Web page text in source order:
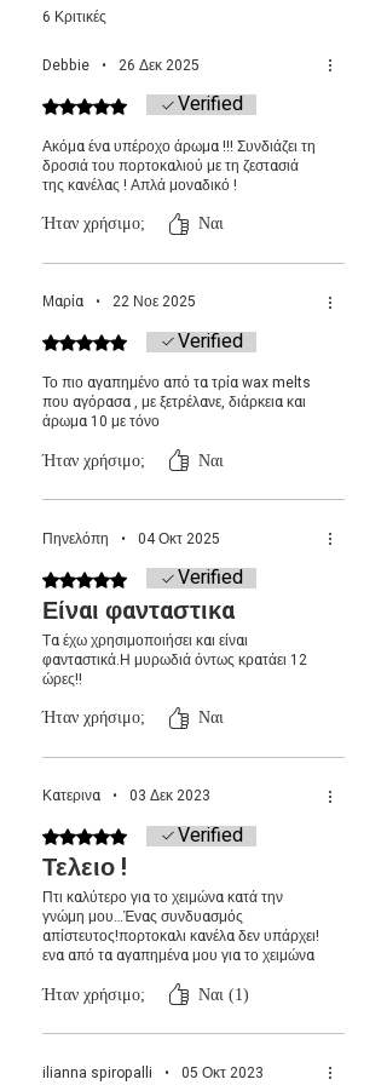
9 Κυβάκια Wax Melts 90gr
Το κάθε κομμάτι διαρκεί 8–10 ώρες
καύσης
Φτιαγμένα από 100% φυτικό κερί
ελαιοκράμβης & καρύδας
Μετά τη χρήση, σβήστε το ρεσώ και αφήστε
το wax melt να γίνει πάλι κρύο και να πήξει.
6 Κριτικές
Debbie • 26 Δεκ 2025
Βαθμολογήθηκε με 5 από 5 αστέρια.
Verified
Ακόμα ένα υπέροχο άρωμα !!! Συνδιάζει τη
δροσιά του πορτοκαλιού με τη ζεστασιά
της κανέλας ! Απλά μοναδικό !
Ήταν χρήσιμο; Ναι
Μαρία • 22 Νοε 2025
Βαθμολογήθηκε με 5 από 5 αστέρια.
Verified
Το πιο αγαπημένο από τα τρία wax melts
που αγόρασα , με ξετρέλανε, διάρκεια και
άρωμα 10 με τόνο
Ήταν χρήσιμο; Ναι
Πηνελόπη • 04 Οκτ 2025
Βαθμολογήθηκε με 5 από 5 αστέρια.
Verified
Είναι φανταστικα
Τα έχω χρησιμοποιήσει και είναι
φανταστικά.Η μυρωδιά όντως κρατάει 12
ώρες!!
Ήταν χρήσιμο; Ναι
Κατερινα • 03 Δεκ 2023
Βαθμολογήθηκε με 5 από 5 αστέρια.
Verified
Τελειο !
Πτι καλύτερο για το χειμώνα κατά την
γνώμη μου…Ένας συνδυασμός
απίστευτος!πορτοκαλι κανέλα δεν υπάρχει!
ενα από τα αγαπημένα μου για το χειμώνα
Ήταν χρήσιμο; Ναι (1)
ilianna spiropalli • 05 Οκτ 2023